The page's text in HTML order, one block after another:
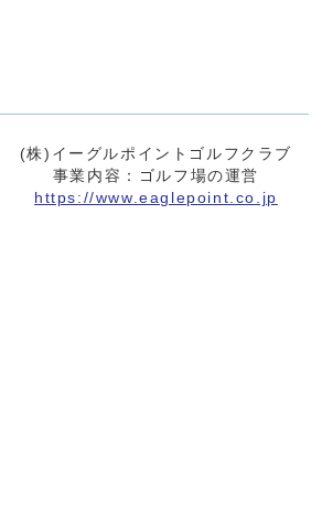
(株)イーグルポイントゴルフクラブ
事業内容：ゴルフ場の運営
https://www.eaglepoint.co.jp